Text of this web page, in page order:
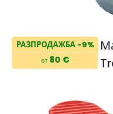
РАЗПРОДАЖБА -9%
от80 €